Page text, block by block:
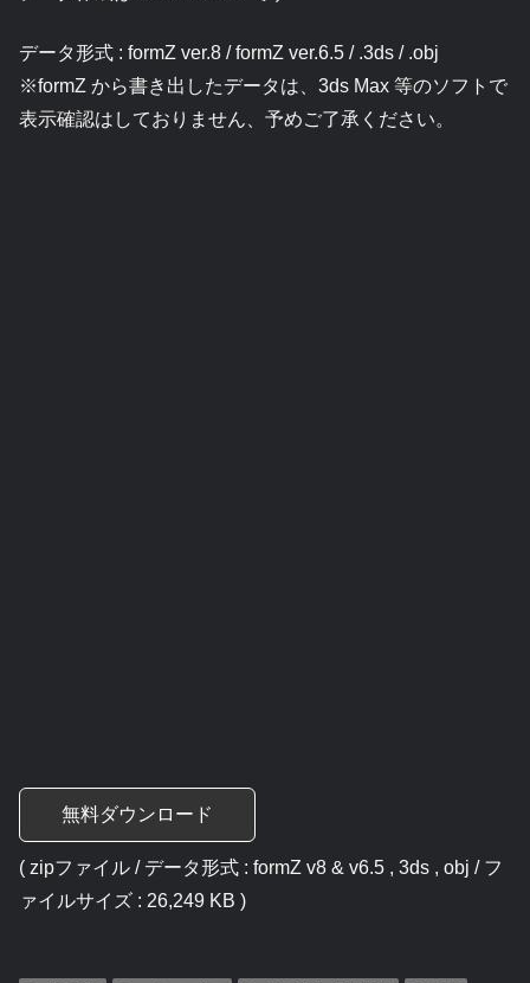
データ形式 : formZ ver.8 / formZ ver.6.5 / .3ds / .obj
※formZ から書き出したデータは、3ds Max 等のソフトで
表示確認はしておりません、予めご了承ください。
無料ダウンロード
( zipファイル / データ形式 : formZ v8 & v6.5 , 3ds , obj / フ
ァイルサイズ : 26,249 KB )